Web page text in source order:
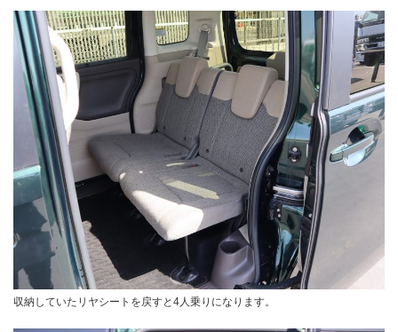
収納していたリヤシートを戻すと4人乗りになります。